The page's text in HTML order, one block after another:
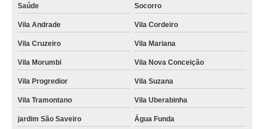
Saúde Socorro
Vila Andrade Vila Cordeiro
Vila Cruzeiro Vila Mariana
Vila Morumbi Vila Nova Conceição
Vila Progredior Vila Suzana
Vila Tramontano Vila Uberabinha
jardim São Saveiro
Água Funda